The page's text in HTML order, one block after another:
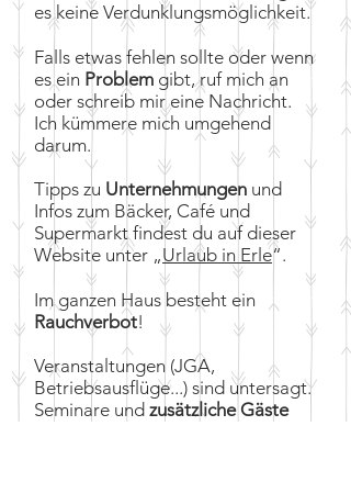
es keine Verdunklungsmöglichkeit.
Falls etwas fehlen sollte oder wenn
es ein Problem gibt, ruf mich an
oder schreib mir eine Nachricht.
Ich kümmere mich umgehend
darum.
Tipps zu Unternehmungen und
Infos zum Bäcker, Café und
Supermarkt findest du auf dieser
Website unter „Urlaub in Erle“.
Im ganzen Haus besteht ein
Rauchverbot!
Veranstaltungen (JGA,
Betriebsausflüge...) sind untersagt.
Seminare und zusätzliche Gäste